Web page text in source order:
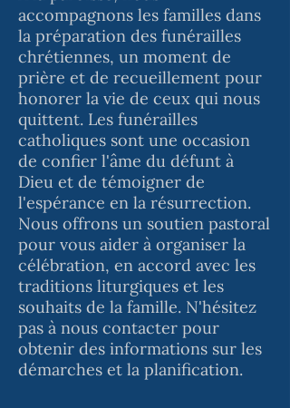
accompagnons les familles dans
la préparation des funérailles
chrétiennes, un moment de
prière et de recueillement pour
honorer la vie de ceux qui nous
quittent. Les funérailles
catholiques sont une occasion
de confier l'âme du défunt à
Dieu et de témoigner de
l'espérance en la résurrection.
Nous offrons un soutien pastoral
pour vous aider à organiser la
célébration, en accord avec les
traditions liturgiques et les
souhaits de la famille. N'hésitez
pas à nous contacter pour
obtenir des informations sur les
démarches et la planification.